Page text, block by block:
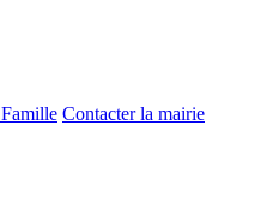
Contacter la mairie